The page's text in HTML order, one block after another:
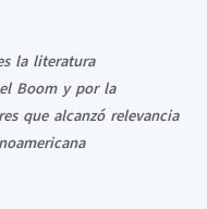
la literatura
Boom y por la
que alcanzó relevancia